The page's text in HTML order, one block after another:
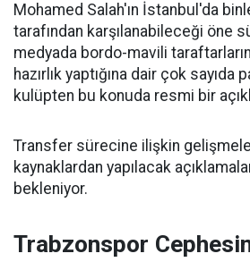
Mohamed Salah'ın İstanbul'da
tarafından karşılanabileceği öne
medyada bordo-mavili
hazırlık yaptığına dair çok sayıda
kulüpten bu konuda resmi bir
Transfer sürecine ilişkin
kaynaklardan yapılacak
bekleniyor.
Trabzonspor